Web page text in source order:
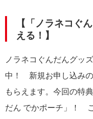
【「ノラネコぐ
える！】
ノラネコぐんだんグッ
中！ 新規お申し込み
もらえます。今回の特
だん でかポーチ」！